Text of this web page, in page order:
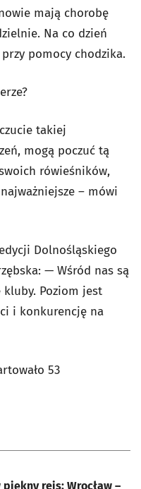
mają chorobę
Na co dzień
pomocy chodzika.
takiej
mogą poczuć tą
rówieśników,
– mówi
Dolnośląskiego
— Wśród nas są
kluby. Poziom jest
i konkurencję na
53
rejs: Wrocław –